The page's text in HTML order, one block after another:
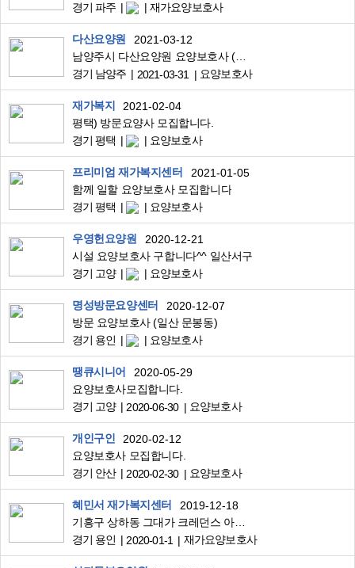
경기 파주
재가요양보호사
다산요양원
2021-03-12
남양주시 다산요양원 요양보호사 (주주야야휴휴) 선생님을 모십니다.
경기 남양주
2021-03-31 요양보호사
재가복지
2021-02-04
평택) 방문요양사 모집합니다.
경기 평택
요양보호사
프리미엄 재가복지센터
2021-01-05
함께 일할 요양보호사 모집합니다
경기 평택
요양보호사
우영헌요양원
2020-12-21
시설 요양보호사 구합니다^^ 일산서구
경기 고양
요양보호사
명성방문요양센터
2020-12-07
방문 요양보호사 (일산 문봉동)
경기 용인
요양보호사
땡큐시니어
2020-05-29
요양보호사모집합니다.
경기 고양
2020-06-30 요양보호사
개인구인
2020-02-12
요양보호사 모집합니다.
경기 안산
2020-02-30 요양보호사
혜민서 재가복지센터
2019-12-18
기흥구 상하동 그대가 크레던스 아파트에서 일하실 요양보호사 선생님 모십니다.
경기 용인
2020-01-1 재가요양보호사